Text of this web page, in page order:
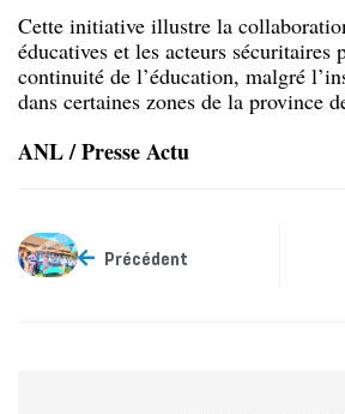
Cette initiative illustre la
éducatives et les acteurs sécuritaires
continuité de l’éducation, malgré
dans certaines zones de la province
ANL / Presse Actu
Précédent